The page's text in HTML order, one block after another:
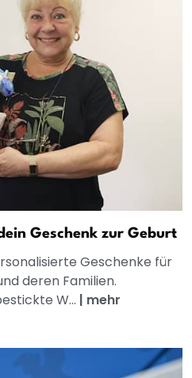
Geschenk zur Geburt
Geschenke für
deren Familien.
W... | mehr